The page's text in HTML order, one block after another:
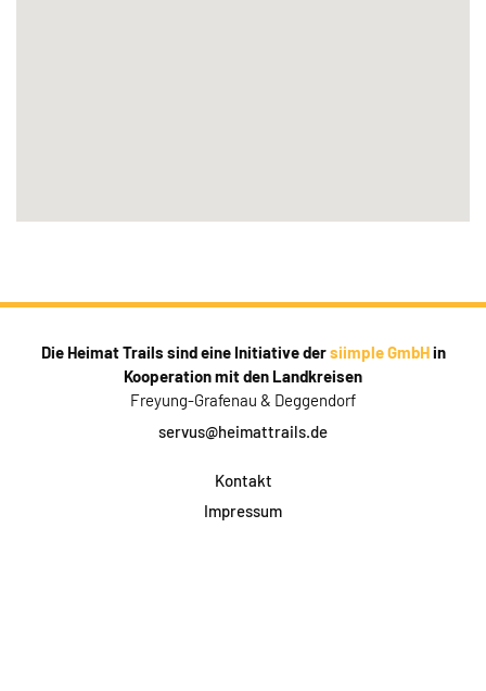
Die Heimat Trails sind eine Initiative dersiimple GmbHin
Kooperation mit den Landkreisen
Freyung-Grafenau & Deggendorf
servus@heimattrails.de
Kontakt
Impressum